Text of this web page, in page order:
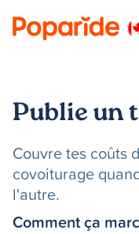
Publie un
Couvre tes coûts
covoiturage
l'autre.
Comment ça